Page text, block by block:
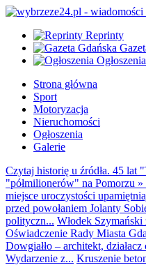
Reprinty
Ogłoszenia
Strona główna
Sport
Motoryzacja
Nieruchomości
Ogłoszenia
Galerie
Czytaj historię u źródła. 45 lat
"półmilionerów" na Pomorzu »
miejsce uroczystości
przed powołaniem Jolanty
polityczn... Włodek Szymański
Oświadczenie Rady Miasta
Dowgiałło – architekt,
Wydarzenie z... Kruszenie